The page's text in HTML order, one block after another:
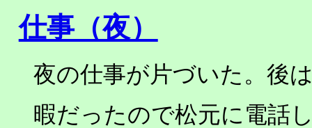
仕事（夜）
夜の仕事が片づいた。後
暇だったので松元に電話